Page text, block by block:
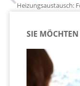
SIE